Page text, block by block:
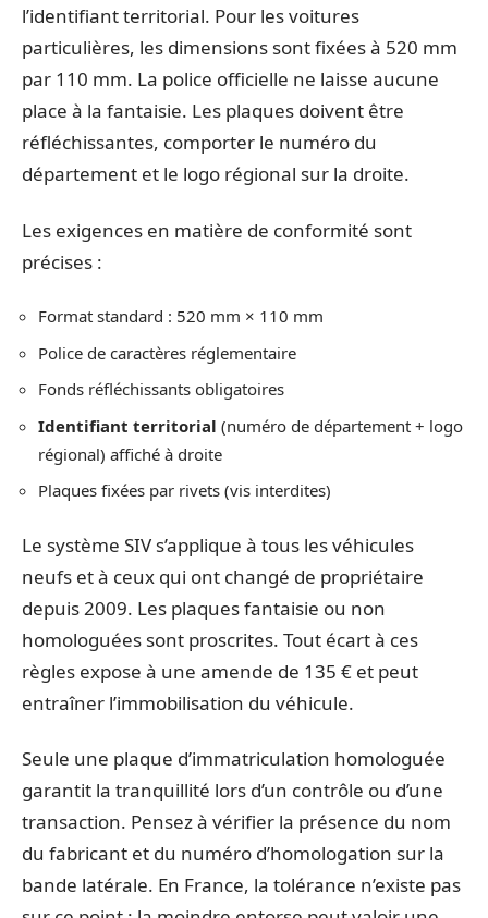
l’identifiant territorial. Pour les voitures
particulières, les dimensions sont fixées à 520 mm
par 110 mm. La police officielle ne laisse aucune
place à la fantaisie. Les plaques doivent être
réfléchissantes, comporter le numéro du
département et le logo régional sur la droite.
Les exigences en matière de conformité sont
précises :
Format standard : 520 mm × 110 mm
Police de caractères réglementaire
Fonds réfléchissants obligatoires
Identifiant territorial (numéro de département + logo
régional) affiché à droite
Plaques fixées par rivets (vis interdites)
Le système SIV s’applique à tous les véhicules
neufs et à ceux qui ont changé de propriétaire
depuis 2009. Les plaques fantaisie ou non
homologuées sont proscrites. Tout écart à ces
règles expose à une amende de 135 € et peut
entraîner l’immobilisation du véhicule.
Seule une plaque d’immatriculation homologuée
garantit la tranquillité lors d’un contrôle ou d’une
transaction. Pensez à vérifier la présence du nom
du fabricant et du numéro d’homologation sur la
bande latérale. En France, la tolérance n’existe pas